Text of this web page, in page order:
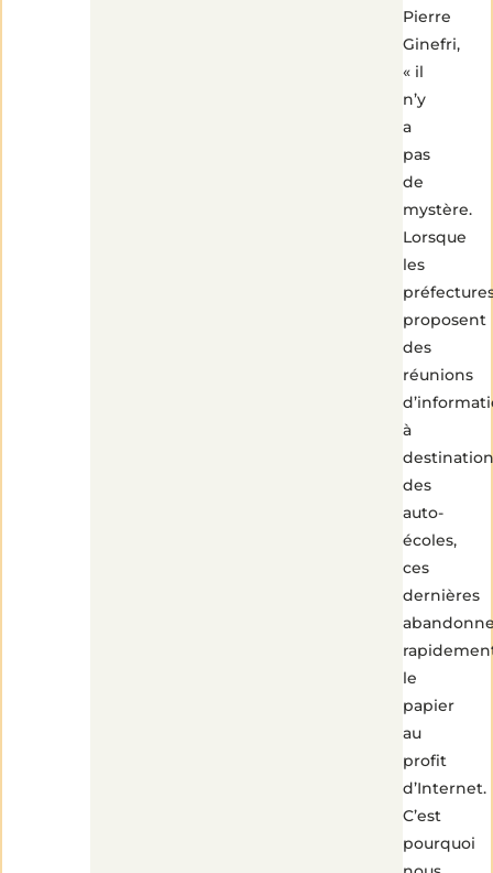
Pierre
Ginefri,
« il
n’y
a
pas
de
mystère.
Lorsque
les
proposent
des
réunions
à
destination
des
auto-
écoles,
ces
dernières
le
papier
au
profit
d’Internet.
C’est
pourquoi